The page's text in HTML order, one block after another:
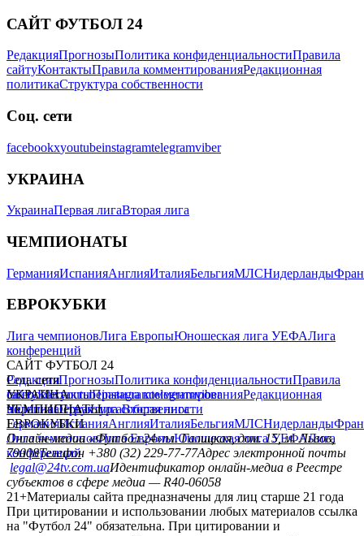
САЙТ ФУТБОЛ 24
РедакцияПрогнозыПолитика конфиденциальностиПравила
сайтуКонтактыПравила комментированияРедакционная
политикаСтруктура собственности
Соц. сети
facebookxyoutubeinstagramtelegramviber
УКРАИНА
УкраинаПервая лигаВторая лига
ЧЕМПИОНАТЫ
ГерманияИспанияАнглияИталияБельгияМЛСНидерланды
ЕВРОКУБКИ
Лига чемпионовЛига ЕвропыЮношеская лига УЕФАЛига
конференций
САЙТ ФУТБОЛ 24
РедакцияПрогнозыПолитика конфиденциальностиПравила
сайтуКонтактыПравила комментированияРедакционная
политикаСтруктура собственности
Соц. сети
facebookxyoutubeinstagramtelegramviber
УКРАИНА
УкраинаПервая лигаВторая лига
ЧЕМПИОНАТЫ
ГерманияИспанияАнглияИталияБельгияМЛСНидерланды
ЕВРОКУБКИ
Лига чемпионовЛига ЕвропыЮношеская лига УЕФАЛига
конференций
Онлайн-медиа «Футбол 24»пл. Галицкая, дом. 15, м. Львов,
79008Телефон +380 (32) 229-77-77Адрес электронной почты
legal@24tv.com.uaИдентификатор онлайн-медиа в Реестре
субъектов в сфере медиа — R40-06058
21+Материалы сайта предназначены для лиц старше 21 года
При цитировании и использовании любых материалов ссылка
на "Футбол 24" обязательна. При цитировании и